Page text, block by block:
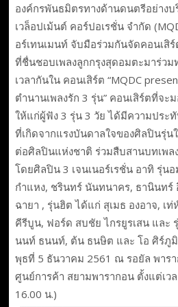
องค์กรพันธมิตรทางด้านดนตรีอย่าง
เวล็อปเม้นต์ คอร์ปอเรชั่น จำกัด
อร์เทนเมนท์ จับมือร่วมกันจัดคอนเสิ
ที่ชื่นชอบเพลงลูกกรุงสุดอมตะมาร่ว
เวลากันใน คอนเสิร์ต “MQDC
ตำนานเพลงรัก 3 รุ่น” คอนเสิร์ตที่จะ
ให้แก่ผู้ฟัง 3 รุ่น 3 วัย ได้มีความประ
ที่เกิดจากแรงบันดาลใจของศิลปินรุ่
ต่อศิลปินแห่งชาติ ร่วมสืบสานบทเพ
โดยศิลปิน 3 เจนเนอร์เรชั่น อาทิ รุ่น
กำแหง, ชรินทร์ นันทนาคร, ธานินทร์
ฉายา , รุ่นฮิต ได้แก่ สุเมธ องอาจ, เ
คีรีบูน, ฟอร์ด สบชัย ไกรยูรเสน และ
นนท์ ธนนท์, ต้น ธนษิต และ โอ ศิร์ภูมิ
พุธที่ 5 ธันวาคม 2561 ณ รอยัล พาร
ศูนย์การค้า สยามพารากอน ตั้งแต่เว
16.00 น.)